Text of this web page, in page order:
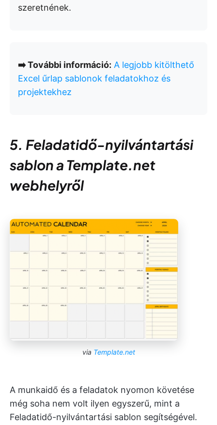
szeretnének.
➡️ További információ: A legjobb kitölthető
Excel űrlap sablonok feladatokhoz és
projektekhez
5. Feladatidő-nyilvántartási
sablon a Template.net
webhelyről
via Template.net
A munkaidő és a feladatok nyomon követése
még soha nem volt ilyen egyszerű, mint a
Feladatidő-nyilvántartási sablon segítségével.